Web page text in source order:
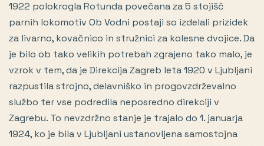
1922 polokrogla Rotunda povečana za 5 stojišč
parnih lokomotiv Ob Vodni postaji so izdelali prizidek
za livarno, kovačnico in stružnici za kolesne dvojice. Da
je bilo ob tako velikih potrebah zgrajeno tako malo, je
vzrok v tem, da je Direkcija Zagreb leta 1920 v Ljubljani
razpustila strojno, delavniško in progovzdrževalno
službo ter vse podredila neposredno direkciji v
Zagrebu. To nevzdržno stanje je trajalo do 1. januarja
1924, ko je bila v Ljubljani ustanovljena samostojna